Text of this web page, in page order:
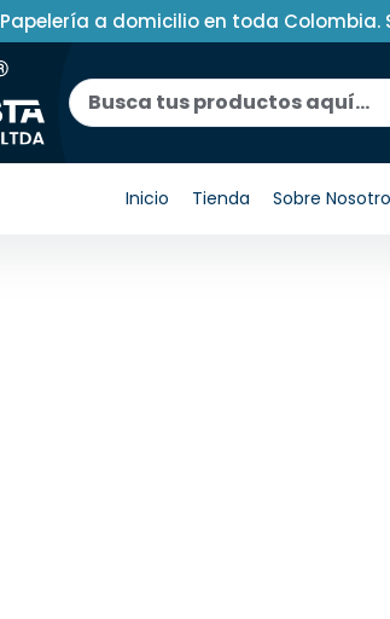
Papelería a domicilio en toda
Inicio Tienda Sobre